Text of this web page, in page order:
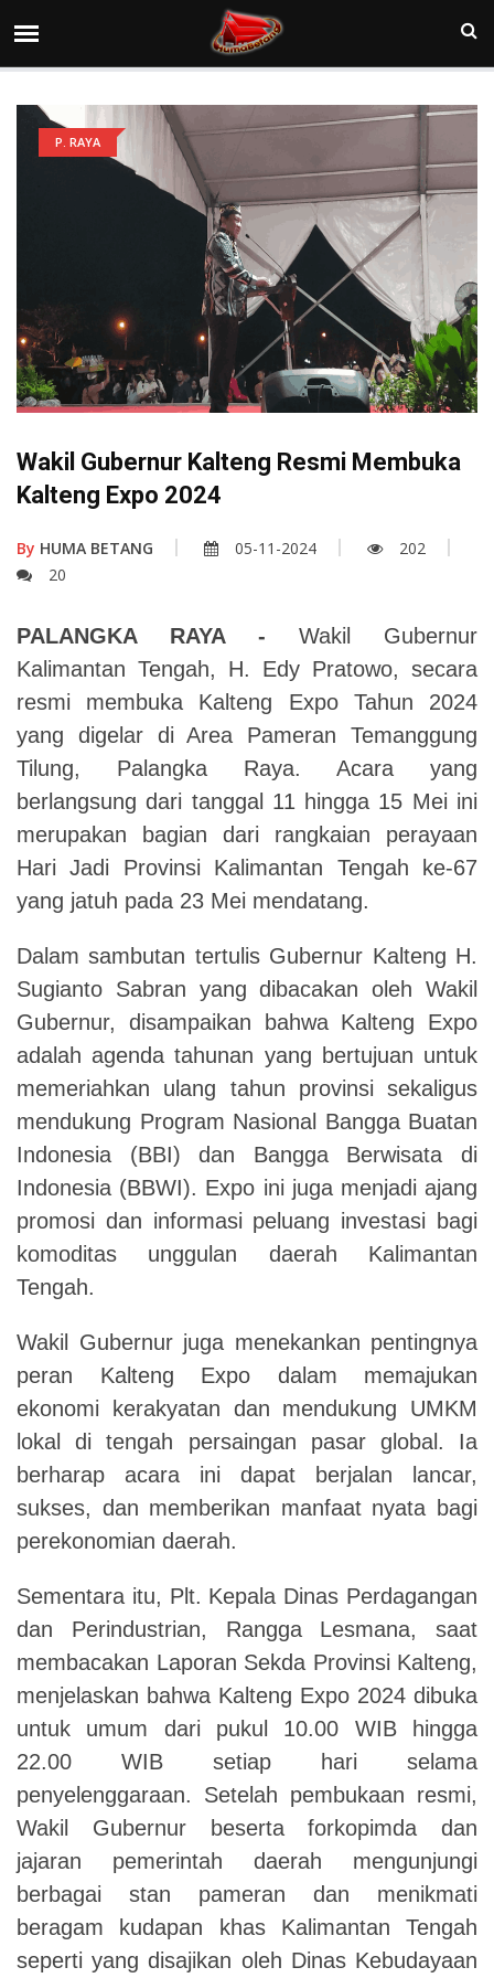
P. RAYA
Wakil Gubernur Kalteng Resmi Membuka
Kalteng Expo 2024
By HUMA BETANG 05-11-2024
202
20
PALANGKA RAYA - Wakil Gubernur
Kalimantan Tengah, H. Edy Pratowo, secara
resmi membuka Kalteng Expo Tahun 2024
yang digelar di Area Pameran Temanggung
Tilung, Palangka Raya. Acara yang
berlangsung dari tanggal 11 hingga 15 Mei ini
merupakan bagian dari rangkaian perayaan
Hari Jadi Provinsi Kalimantan Tengah ke-67
yang jatuh pada 23 Mei mendatang.
Dalam sambutan tertulis Gubernur Kalteng H.
Sugianto Sabran yang dibacakan oleh Wakil
Gubernur, disampaikan bahwa Kalteng Expo
adalah agenda tahunan yang bertujuan untuk
memeriahkan ulang tahun provinsi sekaligus
mendukung Program Nasional Bangga Buatan
Indonesia (BBI) dan Bangga Berwisata di
Indonesia (BBWI). Expo ini juga menjadi ajang
promosi dan informasi peluang investasi bagi
komoditas unggulan daerah Kalimantan
Tengah.
Wakil Gubernur juga menekankan pentingnya
peran Kalteng Expo dalam memajukan
ekonomi kerakyatan dan mendukung UMKM
lokal di tengah persaingan pasar global. Ia
berharap acara ini dapat berjalan lancar,
sukses, dan memberikan manfaat nyata bagi
perekonomian daerah.
Sementara itu, Plt. Kepala Dinas Perdagangan
dan Perindustrian, Rangga Lesmana, saat
membacakan Laporan Sekda Provinsi Kalteng,
menjelaskan bahwa Kalteng Expo 2024 dibuka
untuk umum dari pukul 10.00 WIB hingga
22.00 WIB setiap hari selama
penyelenggaraan. Setelah pembukaan resmi,
Wakil Gubernur beserta forkopimda dan
jajaran pemerintah daerah mengunjungi
berbagai stan pameran dan menikmati
beragam kudapan khas Kalimantan Tengah
seperti yang disajikan oleh Dinas Kebudayaan